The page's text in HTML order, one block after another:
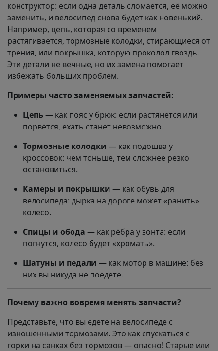
конструктор: если одна деталь сломается, её можно
заменить, и велосипед снова будет как новенький.
Например, цепь, которая со временем
растягивается, тормозные колодки, стирающиеся от
трения, или покрышка, которую проколол гвоздь.
Эти детали не вечные, но их замена помогает
избежать больших проблем.
Примеры часто заменяемых запчастей:
Цепь — как пояс у брюк: если растянется или
порвётся, ехать станет невозможно.
Тормозные колодки — как подошва у
кроссовок: чем тоньше, тем сложнее резко
остановиться.
Камеры и покрышки — как обувь для
велосипеда: дырка на дороге может «ранить»
колесо.
Спицы и обода — как рёбра у зонта: если
погнутся, колесо будет «хромать».
Шатуны и педали — как мотор в машине: без
них вы никуда не поедете.
Почему важно вовремя менять запчасти?
Представьте, что вы едете на велосипеде с
изношенными тормозами. Это как спускаться с
горки на санках без тормозов — опасно! Старые или